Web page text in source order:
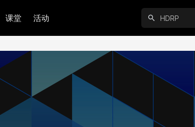
课堂 活动